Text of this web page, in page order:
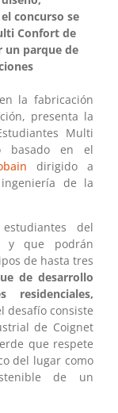
concurso se
Confort de
un parque de
la fabricación
presenta la
Multi
basado en el
dirigido a
de la
del
y que podrán
de hasta tres
de desarrollo
residenciales,
desafío consiste
de Coignet
que respete
del lugar como
de un